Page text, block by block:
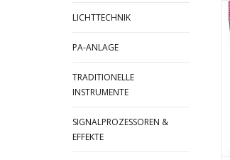
LICHTTECHNIK
PA-ANLAGE
TRADITIONELLE
INSTRUMENTE
SIGNALPROZESSOREN &
EFFEKTE